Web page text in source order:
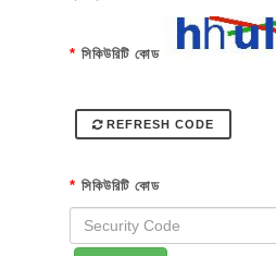
* সিকিউরিটি কোড
REFRESH CODE
* সিকিউরিটি কোড